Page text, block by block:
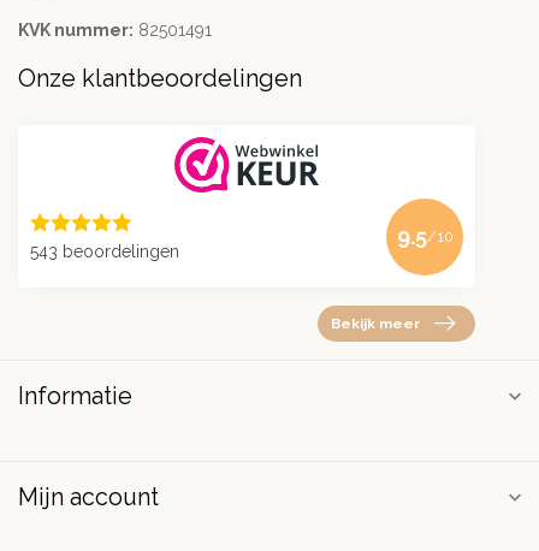
KVK nummer: 82501491
Onze klantbeoordelingen
543 beoordelingen
9.5/10
Bekijk meer
Informatie
Mijn account